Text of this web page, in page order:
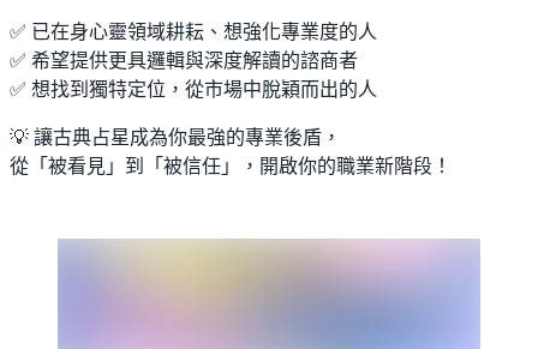
✅ 已在身心靈領域耕耘、想強化專業度的人
✅ 希望提供更具邏輯與深度解讀的諮商者
✅ 想找到獨特定位，從市場中脫穎而出的人
💡 讓古典占星成為你最強的專業後盾，
從「被看見」到「被信任」，開啟你的職業新階段！